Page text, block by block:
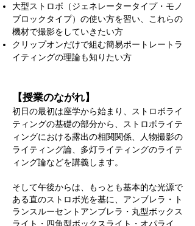
大型ストロボ（ジェネレータータイプ・モノ
ブロックタイプ）の使い方を習い、これらの
機材で撮影をしていきたい方
クリップオンだけで組む簡易ポートレートラ
イティングの理論も知りたい方
【授業のながれ】
初日の最初は座学から始まり、ストロボライ
ティングの基礎の部分から、ストロボライテ
ィングにおける露出の相関関係、人物撮影の
ライティング論、多灯ライティングのライテ
ィング論などを講義します。
​そして午後からは、もっとも基本的な光源で
ある直のストロボ光を基に
、アンブレラ・ト
ランスルーセントアンブレラ・丸型ボックス
ライト・四角型ボックスライト・オパライ